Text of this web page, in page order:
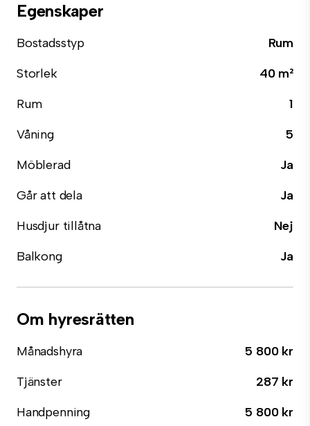
Egenskaper
Bostadsstyp
Rum
Storlek
40 m²
Rum
1
Våning
5
Möblerad
Ja
Går att dela
Ja
Husdjur tillåtna
Nej
Balkong
Ja
Om hyresrätten
Månadshyra
5 800 kr
Tjänster
287 kr
Handpenning
5 800 kr